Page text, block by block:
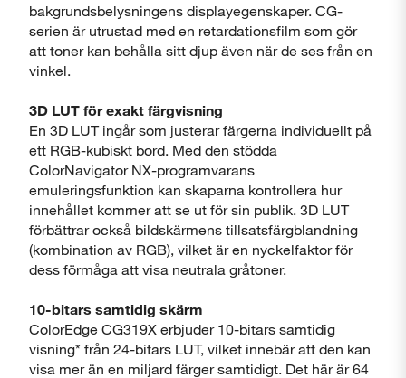
bakgrundsbelysningens displayegenskaper. CG-
serien är utrustad med en retardationsfilm som gör
att toner kan behålla sitt djup även när de ses från en
vinkel.
3D LUT för exakt färgvisning
En 3D LUT ingår som justerar färgerna individuellt på
ett RGB-kubiskt bord. Med den stödda
ColorNavigator NX-programvarans
emuleringsfunktion kan skaparna kontrollera hur
innehållet kommer att se ut för sin publik. 3D LUT
förbättrar också bildskärmens tillsatsfärgblandning
(kombination av RGB), vilket är en nyckelfaktor för
dess förmåga att visa neutrala gråtoner.
10-bitars samtidig skärm
ColorEdge CG319X erbjuder 10-bitars samtidig
visning* från 24-bitars LUT, vilket innebär att den kan
visa mer än en miljard färger samtidigt. Det här är 64